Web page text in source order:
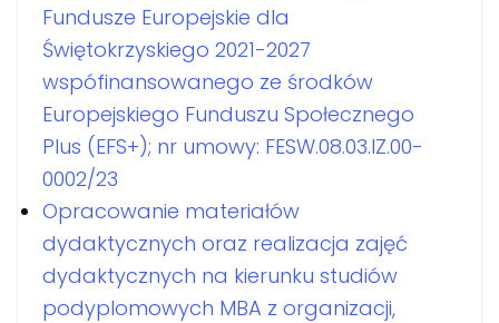
Fundusze Europejskie dla
Świętokrzyskiego 2021-2027
wspófinansowanego ze środków
Europejskiego Funduszu Społecznego
Plus (EFS+); nr umowy: FESW.08.03.IZ.00-
0002/23
Opracowanie materiałów
dydaktycznych oraz realizacja zajęć
dydaktycznych na kierunku studiów
podyplomowych MBA z organizacji,